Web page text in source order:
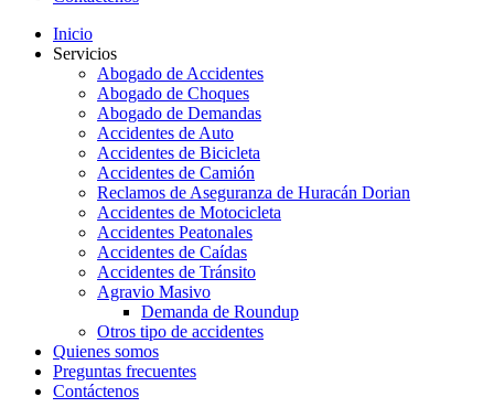
Inicio
Servicios
Abogado de Accidentes
Abogado de Choques
Abogado de Demandas
Accidentes de Auto
Accidentes de Bicicleta
Accidentes de Camión
Reclamos de Aseguranza de Huracán Dorian
Accidentes de Motocicleta
Accidentes Peatonales
Accidentes de Caídas
Accidentes de Tránsito
Agravio Masivo
Demanda de Roundup
Otros tipo de accidentes
Quienes somos
Preguntas frecuentes
Contáctenos